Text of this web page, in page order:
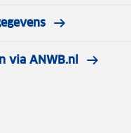
via ANWB.nl